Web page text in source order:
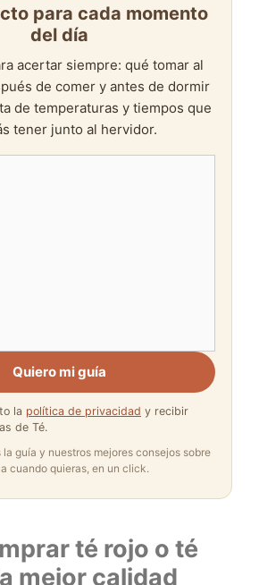
para cada momento
del día
acertar siempre: qué tomar al
de comer y antes de dormir
de temperaturas y tiempos que
tener junto al hervidor.
Quiero mi guía
la política de privacidad y recibir
de Té.
la guía y nuestros mejores consejos sobre
cuando quieras, en un click.
té rojo o té
mejor calidad